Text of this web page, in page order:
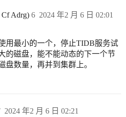
Adrg) 2024 年2 月 6 日 02:01
6
用最小的一个，停止TIDB服务试
的磁盘，能不能动态的下一个节
盘数量，再并到集群上。
2024 年2 月 6 日 02:21